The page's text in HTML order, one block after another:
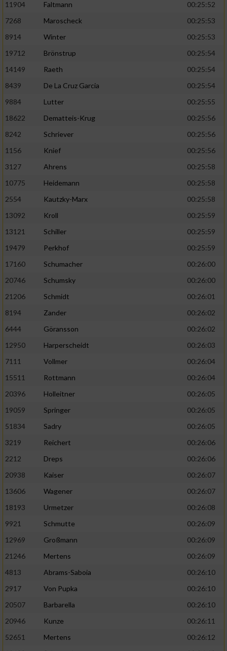
11904
Faltmann
00:25:52
7268
Maroscheck
00:25:53
8914
Winter
00:25:53
19712
Brönstrup
00:25:54
14149
Raeth
00:25:54
8439
De La Cruz Garcia
00:25:54
9884
Lutter
00:25:55
18622
Dematteis-Krug
00:25:56
8242
Schriever
00:25:56
1156
Knief
00:25:56
3127
Ahrens
00:25:58
10775
Heidemann
00:25:58
2554
Kautzky-Marx
00:25:58
13092
Kroll
00:25:59
13121
Schiller
00:25:59
19479
Perkhof
00:25:59
17160
Schumacher
00:26:00
20746
Schumsky
00:26:00
21206
Schmidt
00:26:01
8194
Zander
00:26:02
6444
Göransson
00:26:02
12950
Harperscheidt
00:26:03
7111
Vollmer
00:26:04
15511
Rottmann
00:26:04
20396
Holleitner
00:26:05
19059
Springer
00:26:05
51834
Sadry
00:26:05
3219
Reichert
00:26:06
2212
Dreps
00:26:06
20938
Kaiser
00:26:07
13606
Wagener
00:26:07
18193
Urmetzer
00:26:08
9921
Schmutte
00:26:09
12969
Großmann
00:26:09
21246
Mertens
00:26:09
4813
Abrams-Saboia
00:26:10
2917
Von Pupka
00:26:10
20507
Barbarella
00:26:10
20946
Kunze
00:26:11
52651
Mertens
00:26:12
von Inhalten
Verwendung von Profilen zur Auswahl
personalisierter Inhalte
Analyse von Zielgruppen durch Statistiken
verschiedenen Quellen
Entwicklung und Verbesserung der Angebote
Verwendung reduzierter Daten zur Auswahl
Verwendung genauer Standortdaten
Informationen identifizieren
Nicht-IAB-Verarbeitungszwecke:
Funktional
Werbung